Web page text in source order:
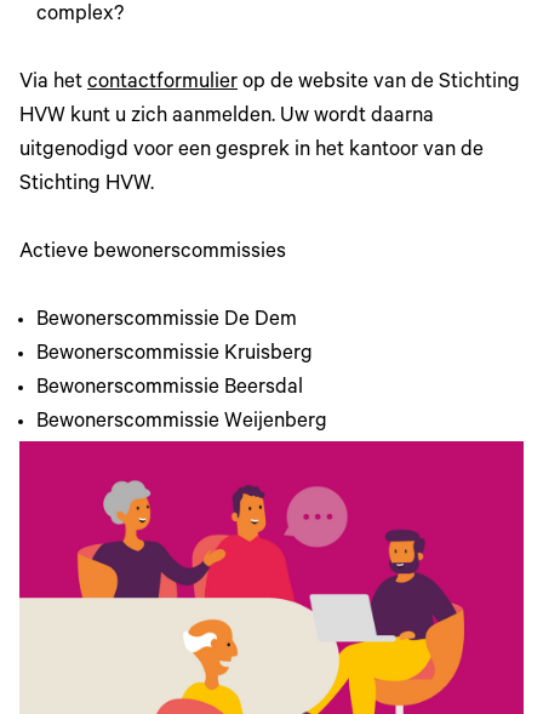
complex?
Via het contactformulier op de website van de Stichting
HVW kunt u zich aanmelden. Uw wordt daarna
uitgenodigd voor een gesprek in het kantoor van de
Stichting HVW.
Actieve bewonerscommissies
Bewonerscommissie De Dem
Bewonerscommissie Kruisberg
Bewonerscommissie Beersdal
Bewonerscommissie Weijenberg